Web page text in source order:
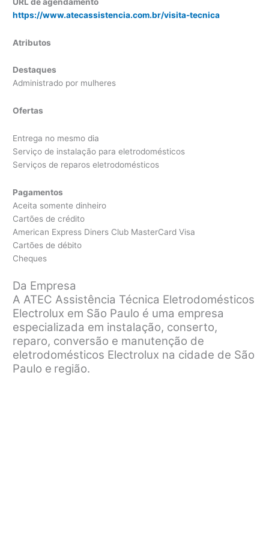
https://www.atecassistencia.com.br/visita-tecnica
Atributos
Destaques
Administrado por mulheres
Ofertas
Entrega no mesmo dia
Serviço de instalação para eletrodomésticos
Serviços de reparos eletrodomésticos
Pagamentos
Aceita somente dinheiro
Cartões de crédito
American Express Diners Club MasterCard Visa
Cartões de débito
Cheques
Da Empresa
A ATEC Assistência Técnica Eletrodomésticos
Electrolux em São Paulo é uma empresa
especializada em instalação, conserto,
reparo, conversão e manutenção de
eletrodomésticos Electrolux na cidade de São
Paulo e região.